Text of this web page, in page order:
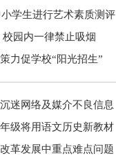
学生进行艺术素质测评
园内一律禁止吸烟
力促学校“阳光招生”
迷网络及媒介不良信息
级将用语文历史新教材
革发展中重点难点问题